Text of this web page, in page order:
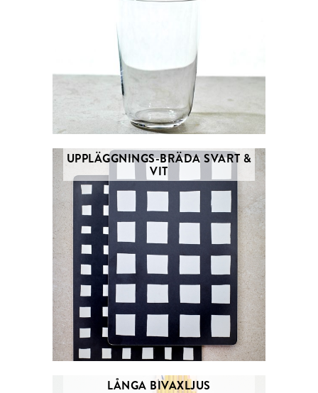
UPPLÄGGNINGS-BRÄDA SVART &
VIT
LÅNGA BIVAXLJUS